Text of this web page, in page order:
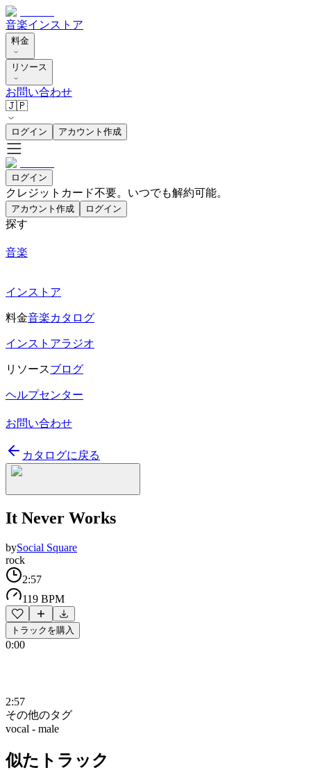
音楽インストア
料金
リソース
お問い合わせ
🇯🇵
ログイン アカウント作成
ログイン
クレジットカード不要。いつでも解約可能。
アカウント作成 ログイン
探す
音楽
インストア
料金音楽カタログ
インストアラジオ
リソースブログ
ヘルプセンター
お問い合わせ
カタログに戻る
It Never Works
bySocial Square
rock
2:57
119 BPM
トラックを購入
0:00
2:57
その他のタグ
vocal - male
似たトラック